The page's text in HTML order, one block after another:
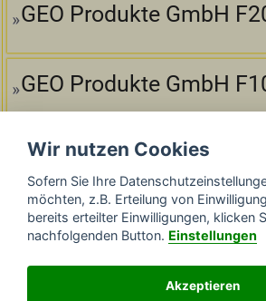
GEO Produkte GmbH
GEO Produkte GmbH
GEO Produkte GmbH
GEO Produkte GmbH
GEO Produkte GmbH
Wir nutzen Cookies
Sofern Sie Ihre
möchten, z.B. Erteilung von
bereits erteilter Einwilligungen, klicken
nachfolgenden Button. Einstellungen
Akzeptieren